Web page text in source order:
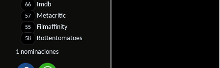
66 Imdb
57 Metacritic
55 Filmaffinity
58
Rottentomatoes
1 nominaciones